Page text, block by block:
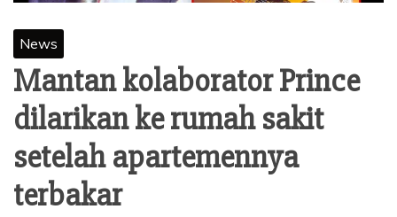
News
Mantan kolaborator Prince
dilarikan ke rumah sakit
setelah apartemennya
terbakar